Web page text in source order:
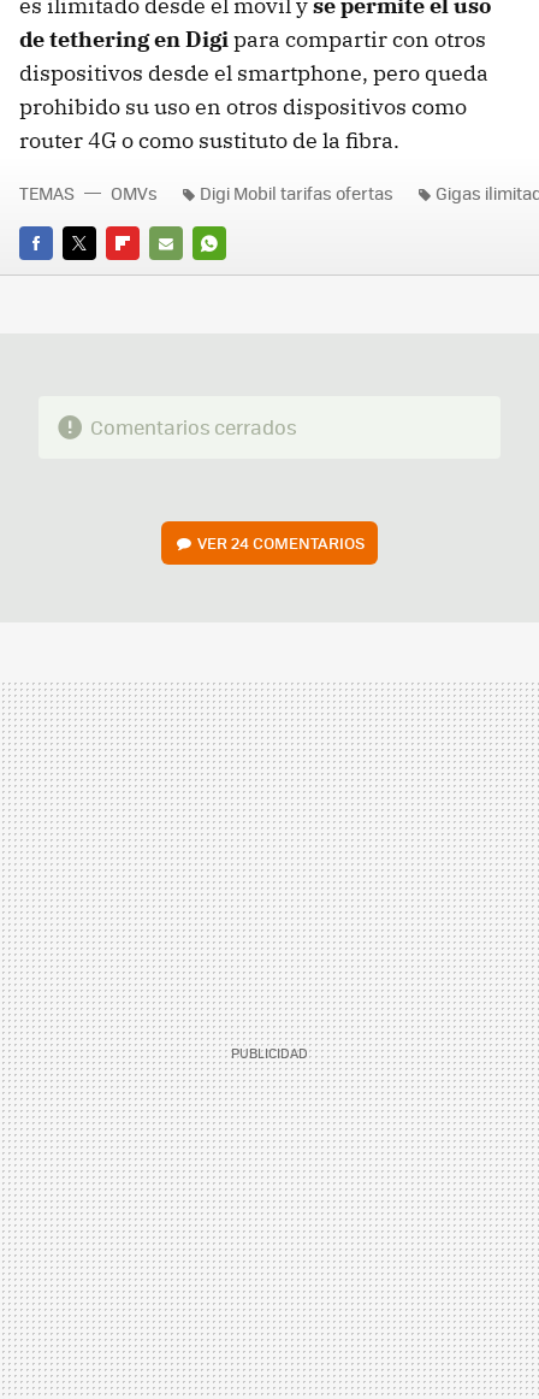
es ilimitado desde el móvil yse permite el uso
de tethering en Digipara compartir con otros
dispositivos desde el smartphone, pero queda
prohibido su uso en otros dispositivos como
router 4G o como sustituto de la fibra.
FACEBOOK
TWITTERFLIPBOARD
E-
WHATSAPP
TEMAS OMVs Digi Mobil tarifas ofertas Gigas
Comentarios cerrados
VER24 COMENTARIOS